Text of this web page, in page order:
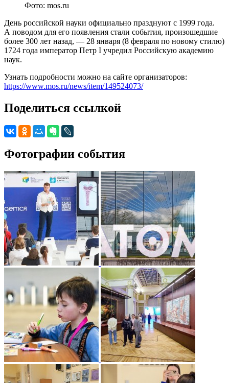
Фото: mos.ru
День российской науки официально празднуют с 1999 года.
А поводом для его появления стали события, произошедшие
более 300 лет назад, — 28 января (8 февраля по новому стилю)
1724 года император Петр I учредил Российскую академию
наук.
Узнать подробности можно на сайте организаторов:
https://www.mos.ru/news/item/149524073/
Поделиться ссылкой
Фотографии события